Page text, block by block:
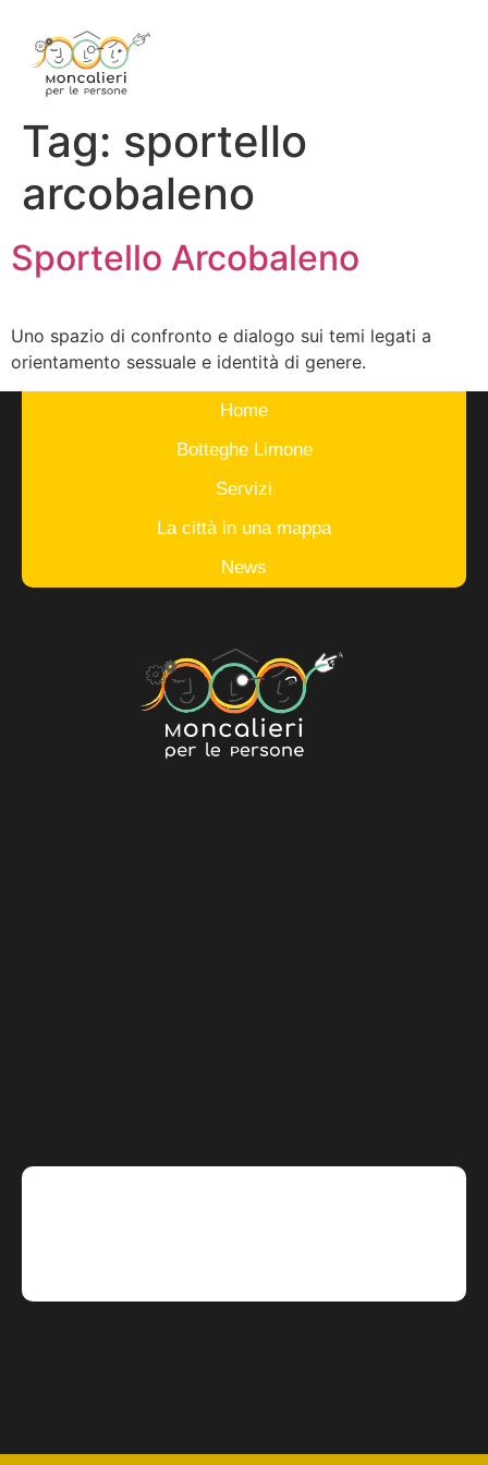
Tag: sportello
arcobaleno
Sportello Arcobaleno
Uno spazio di confronto e dialogo sui temi legati a
orientamento sessuale e identità di genere.
Home
Botteghe Limone
Servizi
La città in una mappa
News